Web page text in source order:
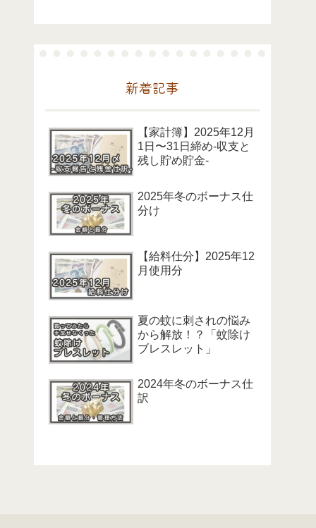
新着記事
【家計簿】2025年12月
1日〜31日締め-収支と
残し貯め貯金-
2025年冬のボーナス仕
分け
【給料仕分】2025年12
月使用分
夏の蚊に刺されの悩み
から解放！？「蚊除け
ブレスレット」
2024年冬のボーナス仕
訳